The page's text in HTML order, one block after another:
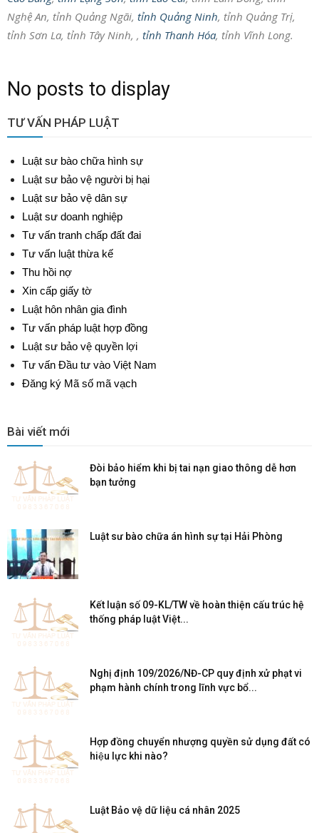
Nghệ An, tỉnh Quảng Ngãi, tỉnh Quảng Ninh, tỉnh Quảng Trị,
tỉnh Sơn La, tỉnh Tây Ninh, , tỉnh Thanh Hóa, tỉnh Vĩnh Long.
No posts to display
TƯ VẤN PHÁP LUẬT
Luật sư bào chữa hình sự
Luật sư bảo vệ người bị hại
Luật sư bảo vệ dân sự
Luật sư doanh nghiệp
Tư vấn tranh chấp đất đai
Tư vấn luật thừa kế
Thu hồi nợ
Xin cấp giấy tờ
Luật hôn nhân gia đình
Tư vấn pháp luật hợp đồng
Luật sư bảo vệ quyền lợi
Tư vấn Đầu tư vào Việt Nam
Đăng ký Mã số mã vạch
Bài viết mới
Đòi bảo hiểm khi bị tai nạn giao thông dễ hơn
bạn tưởng
Luật sư bào chữa án hình sự tại Hải Phòng
Kết luận số 09-KL/TW về hoàn thiện cấu trúc hệ
thống pháp luật Việt...
Nghị định 109/2026/NĐ-CP quy định xử phạt vi
phạm hành chính trong lĩnh vực bổ...
Hợp đồng chuyển nhượng quyền sử dụng đất có
hiệu lực khi nào?
Luật Bảo vệ dữ liệu cá nhân 2025